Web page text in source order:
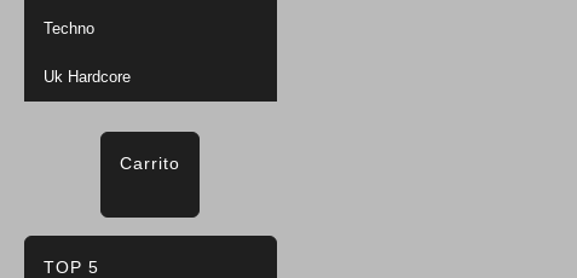
Techno
Uk Hardcore
Carrito
TOP 5